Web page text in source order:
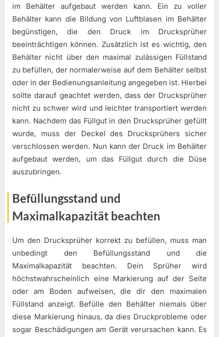
im Behälter aufgebaut werden kann. Ein zu voller
Behälter kann die Bildung von Luftblasen im Behälter
begünstigen, die den Druck im Drucksprüher
beeinträchtigen können. Zusätzlich ist es wichtig, den
Behälter nicht über den maximal zulässigen Füllstand
zu befüllen, der normalerweise auf dem Behälter selbst
oder in der Bedienungsanleitung angegeben ist. Hierbei
sollte darauf geachtet werden, dass der Drucksprüher
nicht zu schwer wird und leichter transportiert werden
kann. Nachdem das Füllgut in den Drucksprüher gefüllt
wurde, muss der Deckel des Drucksprühers sicher
verschlossen werden. Nun kann der Druck im Behälter
aufgebaut werden, um das Füllgut durch die Düse
auszubringen.
Befüllungsstand und
Maximalkapazität beachten
Um den Drucksprüher korrekt zu befüllen, muss man
unbedingt den Befüllungsstand und die
Maximalkapazität beachten. Dein Sprüher wird
höchstwahrscheinlich eine Markierung auf der Seite
oder am Boden aufweisen, die dir den maximalen
Füllstand anzeigt. Befülle den Behälter niemals über
diese Markierung hinaus, da dies Druckprobleme oder
sogar Beschädigungen am Gerät verursachen kann. Es